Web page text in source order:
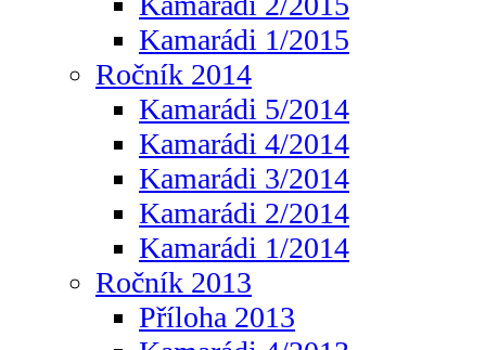
Kamarádi 1/2015
Ročník 2014
Kamarádi 5/2014
Kamarádi 4/2014
Kamarádi 3/2014
Kamarádi 2/2014
Kamarádi 1/2014
Ročník 2013
Příloha 2013